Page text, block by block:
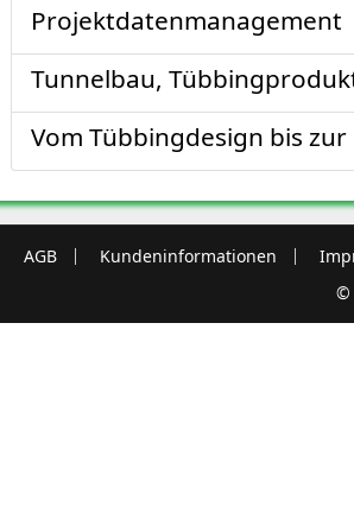
Projektdatenmanagement
Tunnelbau,
Vom Tübbingdesign bis
AGB Kundeninformationen
©